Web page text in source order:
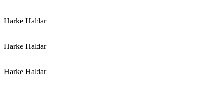
Harke Haldar
Harke Haldar
Harke Haldar